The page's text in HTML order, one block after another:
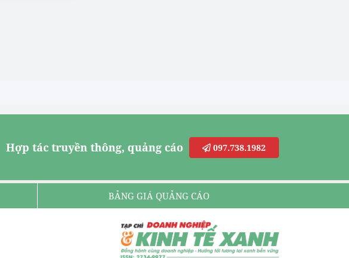
Hợp tác truyền thông, quảng cáo 097.738.1982
BẢNG GIÁ QUẢNG CÁO